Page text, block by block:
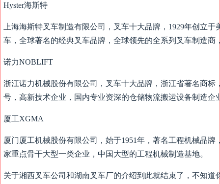
Hyster海斯特
上海海斯特叉车制造有限公司，叉车十大品牌，1929年创立
车，全球著名的经典叉车品牌，全球领先的全系列叉车制造商
诺力NOBLIFT
浙江诺力机械股份有限公司，叉车十大品牌，浙江省著名商
号，高新技术企业，国内专业资深的仓储物流搬运设备制造企
厦工XGMA
厦门厦工机械股份有限公司，始于1951年，著名工程机械品
家重点骨干大型一类企业，中国大型的工程机械制造基地。
关于湘西叉车公司和湖南叉车厂的介绍到此就结束了，不知